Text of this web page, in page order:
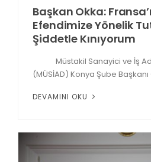
Başkan Okka:
Efendimize Yönelik
Şiddetle Kınıyorum
Müstakil Sanayici ve İş
(MÜSİAD) Konya Şube
DEVAMINI OKU